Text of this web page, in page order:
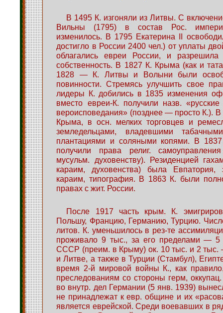
В 1495 К. изгоняли из Литвы. С
Вильны (1795) в состав Рос.
изменилось. В 1795 Екатерина II
достигло в России 2400 чел.) от уплаты
облагались евреи России, и разрешила
собственность. В 1827 К. Крыма (как и
1828 — К. Литвы и Волыни были
повинности. Стремясь улучшить свое
лидеры К. добились в 1835 изменения
вместо евреи-К. получили назв. «русские
вероисповедания» (позднее — просто К.). В
Крыма, в осн. мелких торговцев и
земледельцами, владевшими
плантациями и соляными копями. В
получили права религ.
мусульм. духовенству). Резиденцией
караим, духовенства) была Евпатория,
караим, типография. В 1863 К. были
правах с жит. России.
После 1917 часть крым. К.
Польшу, Францию, Германию, Турцию.
литов. К. уменьшилось в рез-те
проживало 9 тыс., за его пределами —
СССР (преим. в Крыму) ок. 10 тыс. и 2
и Литве, а также в Турции (Стамбул),
время 2-й мировой войны К., как
преследованиям со стороны герм,
во внутр. дел Германии (5 янв. 1939)
не принадлежат к евр. общине и их
является еврейской. Среди воевавших в